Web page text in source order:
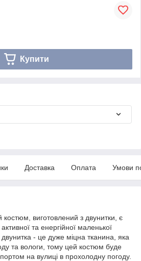
Купити
Доставка Оплата Умови
виготовлений з двунитки, є
та енергійної маленької
- це дуже міцна тканина, яка
та вологи, тому цей костюм буде
на вулиці в прохолодну погоду.